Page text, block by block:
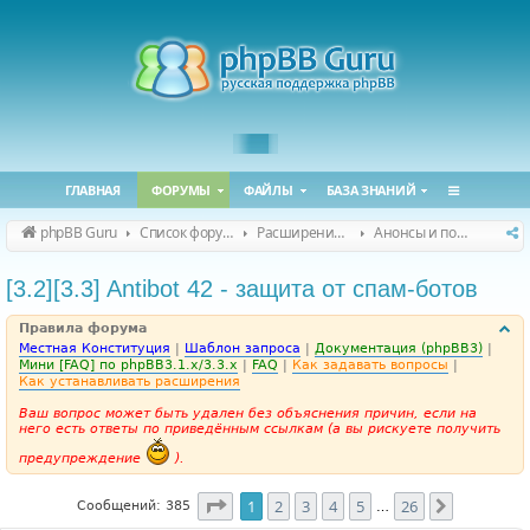
ГЛАВНАЯ ФОРУМЫ ФАЙЛЫ БАЗА ЗНАНИЙ
phpBB Guru Список форумов Расширения phpBB Анонсы и поддержка расширений для phpBB
[3.2][3.3] Antibot 42 - защита от спам-ботов
Правила форума
Местная Конституция | Шаблон запроса | Документация (phpBB3) |
Мини [FAQ] по phpBB3.1.x/3.3.x | FAQ | Как задавать вопросы |
Как устанавливать расширения
Ваш вопрос может быть удален без объяснения причин, если на
него есть ответы по приведённым ссылкам (а вы рискуете получить
предупреждение
).
Сообщений: 385 Страница 1 из26
1 2 3 4 5 26